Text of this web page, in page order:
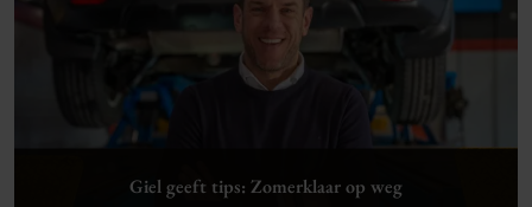
Lees verder
Giel geeft tips: Zomerklaar op weg